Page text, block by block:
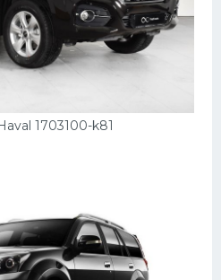
1703100-k81